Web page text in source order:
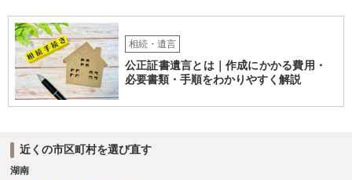
相続・遺言
公正証書遺言とは｜作成にかかる費用・
必要書類・手順をわかりやすく解説
近くの市区町村を選び直す
湖南